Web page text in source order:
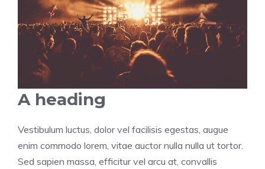
A heading
Vestibulum luctus, dolor vel facilisis egestas, augue
enim commodo lorem, vitae auctor nulla nulla ut tortor.
Sed sapien massa, efficitur vel arcu at, convallis